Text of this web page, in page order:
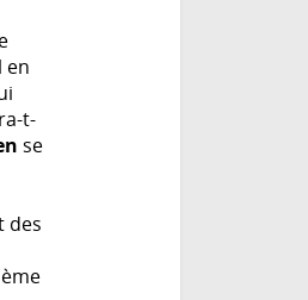
en
t-
se
des